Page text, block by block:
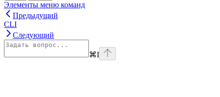
Элементы меню команд
Предыдущий
CLI
Следующий
⌘I